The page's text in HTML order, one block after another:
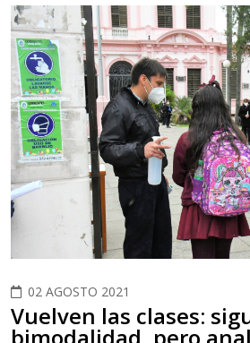
02 AGOSTO 2021
Vuelven las clases: